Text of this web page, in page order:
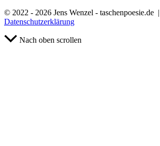
© 2022 - 2026 Jens Wenzel - taschenpoesie.de |
Datenschutzerklärung
Nach oben scrollen